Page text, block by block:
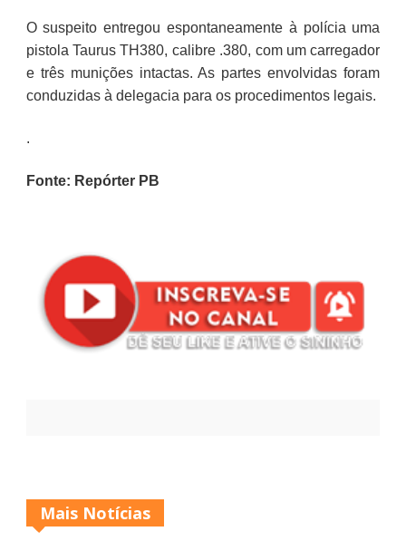
O suspeito entregou espontaneamente à polícia uma
pistola Taurus TH380, calibre .380, com um carregador
e três munições intactas. As partes envolvidas foram
conduzidas à delegacia para os procedimentos legais.
.
Fonte: Repórter PB
Mais Notícias